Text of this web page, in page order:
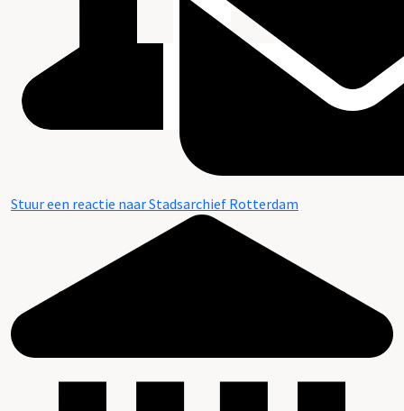
Stuur een reactie naar Stadsarchief Rotterdam